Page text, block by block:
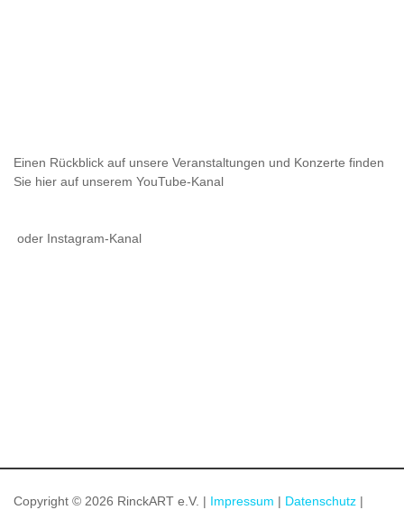
Einen Rückblick auf unsere Veranstaltungen und Konzerte finden
Sie hier auf unserem YouTube-Kanal
oder Instagram-Kanal
Copyright © 2026 RinckART e.V. | Impressum | Datenschutz |